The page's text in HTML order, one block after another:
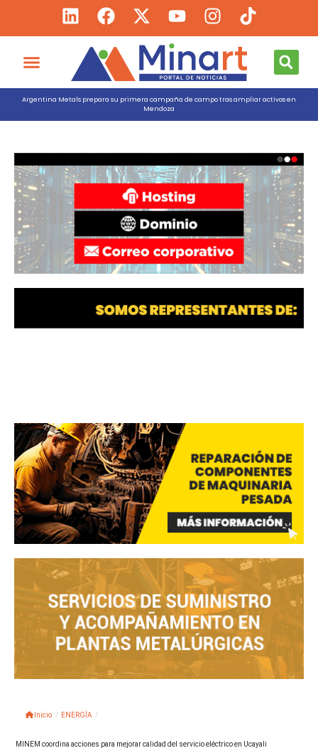
Argentina Metals prepara su primera campaña de campo tras ampliar activos en
Mendoza
Inicio / ENERGÍA /
MINEM coordina acciones para mejorar calidad del servicio eléctrico en Ucayali